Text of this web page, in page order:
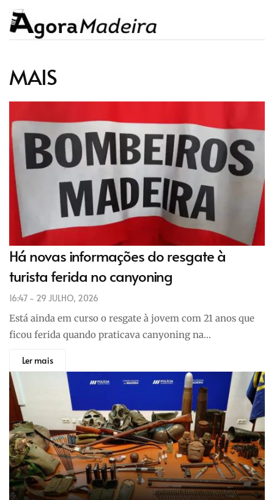
MAIS
Há novas informações do resgate à
turista ferida no canyoning
16:47 - 29 JULHO, 2026
Está ainda em curso o resgate à jovem com 21 anos que
ficou ferida quando praticava canyoning na…
Ler mais